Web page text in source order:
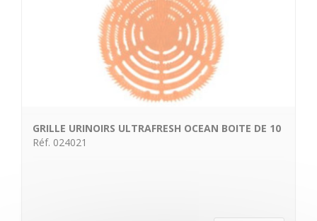
GRILLE URINOIRS ULTRAFRESH OCEAN BOITE DE 10
Réf. 024021